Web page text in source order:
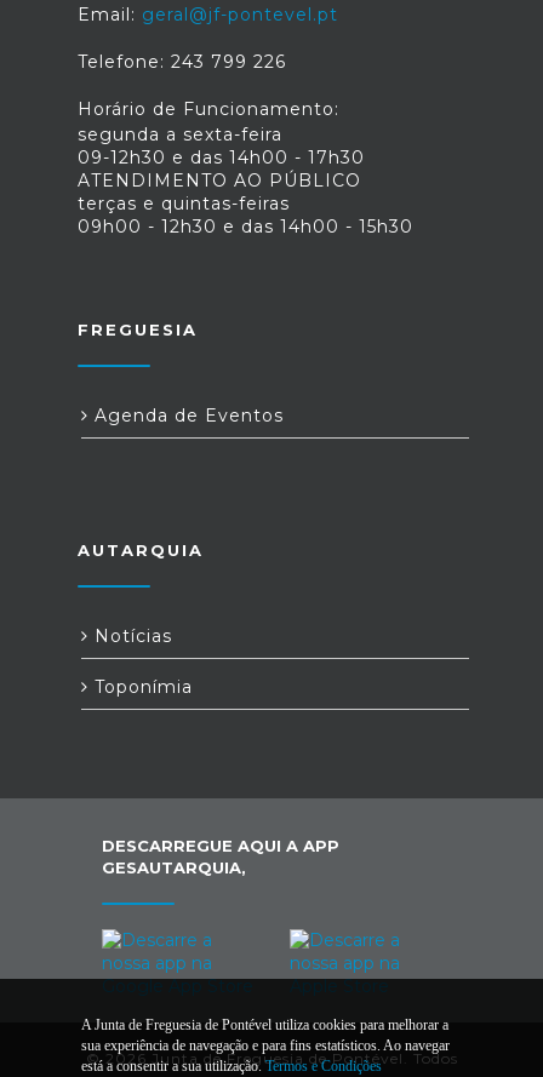
Email: geral@jf-pontevel.pt
Telefone: 243 799 226
Horário de Funcionamento:
segunda a sexta-feira
09-12h30 e das 14h00 - 17h30
ATENDIMENTO AO PÚBLICO
terças e quintas-feiras
09h00 - 12h30 e das 14h00 - 15h30
FREGUESIA
Agenda de Eventos
AUTARQUIA
Notícias
Toponímia
DESCARREGUE AQUI A APP
GESAUTARQUIA,
© 2026 Junta de Freguesia de Pontével. Todos
A Junta de Freguesia de Pontével utiliza cookies para melhorar a
sua experiência de navegação e para fins estatísticos. Ao navegar
está a consentir a sua utilização.Termos e Condições